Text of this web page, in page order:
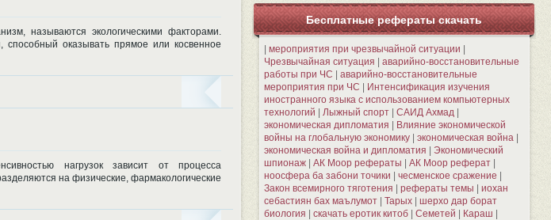
называются экологическими факторами.
оказывать прямое или косвенное
нагрузок зависит от процесса
на физические, фармакологические
Бесплатные рефераты скачать
мероприятия при чрезвычайной ситуации
Чрезвычайная ситуация
аварийно-восстановительные
работы при ЧС
аварийно-восстановительные
мероприятия при ЧС
Интенсификация изучения
иностранного языка с использованием компьютерных
технологий
Лыжный спорт САИД Ахмад
экономическая дипломатия
Влияние экономической
войны на глобальную экономику
экономическая война
экономическая война и дипломатия
Экономический
шпионаж
АК Моор рефераты АК Моор реферат
ноосфера ба забони точики
чесменское сражение
Закон всемирного тяготения
рефераты темы
иохан
себастиян бах маълумот
Тарых
шерхо дар борат
биология
скачать еротик китоб Семетей Караш